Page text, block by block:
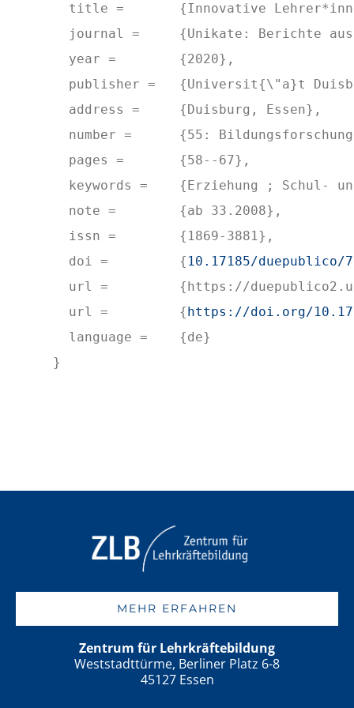
  title = 	{Innovative Lehrer*innenbildung: Das Projekt Professionalisierung f{\"u}r Vielfalt (ProViel)},
  journal = 	{Unikate: Berichte aus Forschung und Lehre},
  year = 	{2020},
  publisher = 	{Universit{\"a}t Duisburg-Essen},
  address = 	{Duisburg, Essen},
  number = 	{55: Bildungsforschung: Auf dem Weg zu einer evidenzbasierten Bildung},
  pages = 	{58--67},
  keywords = 	{Erziehung ; Schul- und Bildungswesen; Education},
  note = 	{ab 33.2008},
  issn = 	{1869-3881},
  doi = 	{
10.17185/duepublico/
  url = 	{https://duepublico2.uni-due.de/receive/duepublico_mods_00073238},
  url = 	{
https://doi.org/
  language = 	{de}
}
MEHR ERFAHREN
Zentrum für Lehrkräftebildung
Weststadttürme, Berliner Platz 6-8
45127 Essen